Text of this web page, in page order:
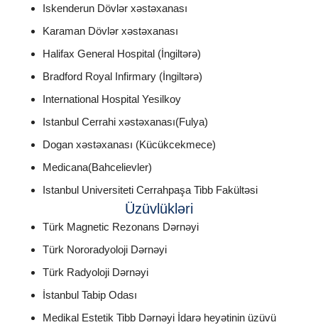
Iskenderun Dövlər xəstəxanası
Karaman Dövlər xəstəxanası
Halifax General Hospital (İngiltərə)
Bradford Royal Infirmary (İngiltərə)
International Hospital Yesilkoy
Istanbul Cerrahi xəstəxanası(Fulya)
Dogan xəstəxanası (Kücükcekmece)
Medicana(Bahcelievler)
Istanbul Universiteti Cerrahpaşa Tibb Fakültəsi
Üzüvlükləri
Türk Magnetic Rezonans Dərnəyi
Türk Nororadyoloji Dərnəyi
Türk Radyoloji Dərnəyi
İstanbul Tabip Odası
Medikal Estetik Tibb Dərnəyi İdarə heyətinin üzüvü